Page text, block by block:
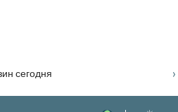
сегодня ›